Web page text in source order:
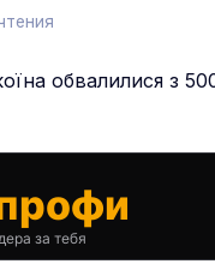
за тебя